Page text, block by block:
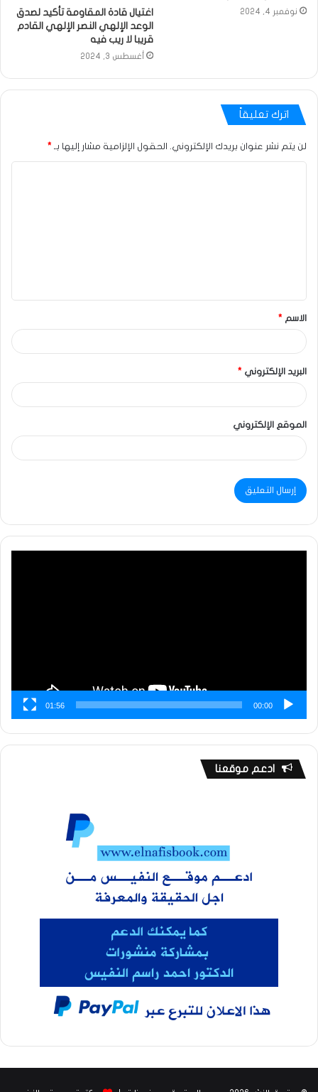
نوفمبر 4, 2024
اغتيال قادة المقاومة تأكيد لصدق
الوعد الإلهي النصر الإلهي القادم
قريبا لا ريب فيه
أغسطس 3, 2024
اترك تعليقاً
لن يتم نشر عنوان بريدك الإلكتروني. الحقول الإلزامية مشار إليها بـ *
الاسم *
البريد الإلكتروني *
الموقع الإلكتروني
00:00
01:56
ادعم موقعنا